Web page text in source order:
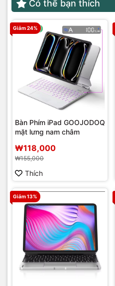
Có thể bạn thích
Giảm 24%
Bàn Phím iPad GOOJODOQ
mặt lưng nam châm
₩118,000
₩155,000
Thích
Giảm 13%